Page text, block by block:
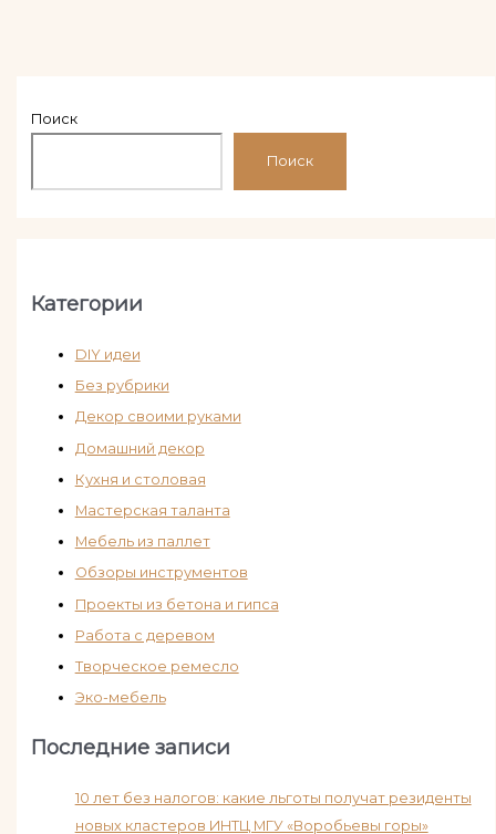
Поиск
Поиск
Категории
DIY идеи
Без рубрики
Декор своими руками
Домашний декор
Кухня и столовая
Мастерская таланта
Мебель из паллет
Обзоры инструментов
Проекты из бетона и гипса
Работа с деревом
Творческое ремесло
Эко-мебель
Последние записи
10 лет без налогов: какие льготы получат резиденты
новых кластеров ИНТЦ МГУ «Воробьевы горы»